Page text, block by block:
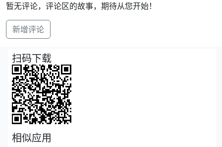
暂无评论，评论区的故事，期待从您开始！
新增评论
扫码下载
相似应用